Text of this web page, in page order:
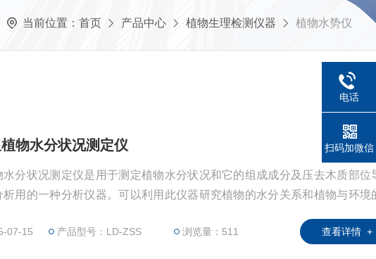
当前位置： 首页 产品中心 植物生理检测仪器 植物水势仪
物水分状况测定仪
分状况测定仪是用于测定植物水分状况和它的组成成分及压去木质部位
用的一种分析仪器。可以利用此仪器研究植物的水分关系和植物与环境
和抗旱育种等工作，是从事农林教学和科研工作的重要仪器。该仪器操
07-15 产品型号：LD-ZSS 浏览量：511 查看详情 +
电话
扫码加微信